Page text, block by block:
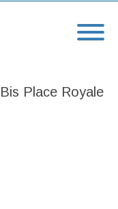
Grand Pau
Place Royale